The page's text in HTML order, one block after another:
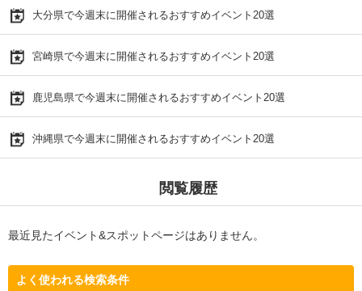
大分県で今週末に開催されるおすすめイベント20選
宮崎県で今週末に開催されるおすすめイベント20選
鹿児島県で今週末に開催されるおすすめイベント20選
沖縄県で今週末に開催されるおすすめイベント20選
閲覧履歴
最近見たイベント&スポットページはありません。
よく使われる検索条件